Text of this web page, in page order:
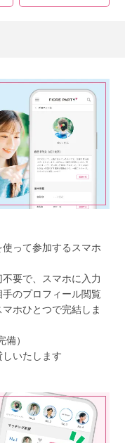
って参加するスマホ
要で、スマホに入力
のプロフィール閲覧
ホひとつで完結しま
）
いたします